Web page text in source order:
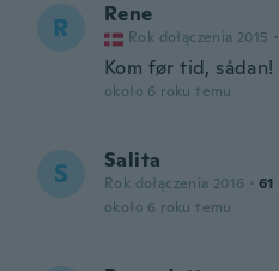
R Rene
Rok dołączenia 2015 ·
Kom før tid, sådan!
około 6 roku temu
S Salita
Rok dołączenia 2016 · 61
około 6 roku temu